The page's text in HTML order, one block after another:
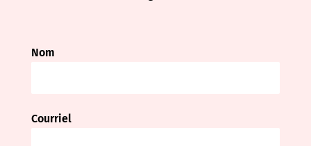
Nom
Courriel